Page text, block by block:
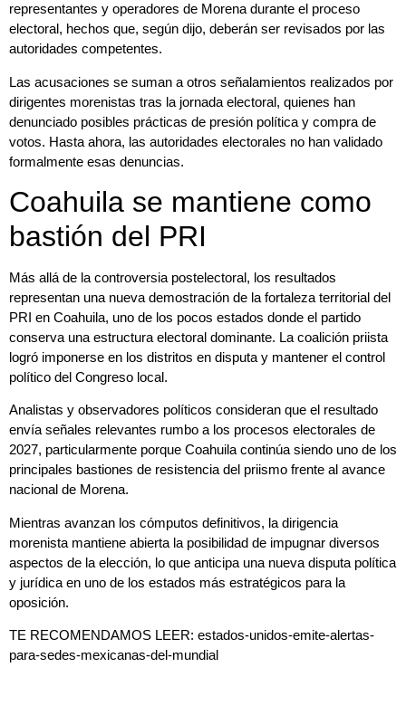
representantes y operadores de Morena durante el proceso
electoral, hechos que, según dijo, deberán ser revisados por las
autoridades competentes.
Las acusaciones se suman a otros señalamientos realizados por
dirigentes morenistas tras la jornada electoral, quienes han
denunciado posibles prácticas de presión política y compra de
votos. Hasta ahora, las autoridades electorales no han validado
formalmente esas denuncias.
Coahuila se mantiene como
bastión del PRI
Más allá de la controversia postelectoral, los resultados
representan una nueva demostración de la fortaleza territorial del
PRI en Coahuila, uno de los pocos estados donde el partido
conserva una estructura electoral dominante. La coalición priista
logró imponerse en los distritos en disputa y mantener el control
político del Congreso local.
Analistas y observadores políticos consideran que el resultado
envía señales relevantes rumbo a los procesos electorales de
2027, particularmente porque Coahuila continúa siendo uno de los
principales bastiones de resistencia del priismo frente al avance
nacional de Morena.
Mientras avanzan los cómputos definitivos, la dirigencia
morenista mantiene abierta la posibilidad de impugnar diversos
aspectos de la elección, lo que anticipa una nueva disputa política
y jurídica en uno de los estados más estratégicos para la
oposición.
TE RECOMENDAMOS LEER: estados-unidos-emite-alertas-
para-sedes-mexicanas-del-mundial